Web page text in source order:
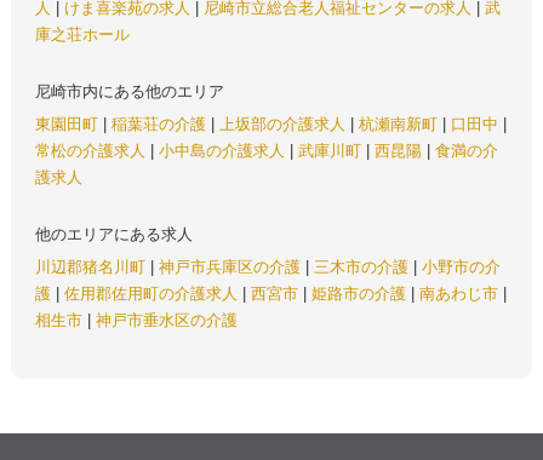
人
けま喜楽苑の求人 尼崎市立総合老人福祉センターの求人
武
庫之荘ホール
尼崎市内にある他のエリア
東園田町
稲葉荘の介護 上坂部の介護求人 杭瀬南新町 口田中
常松の介護求人
小中島の介護求人 武庫川町 西昆陽
食満の介
護求人
他のエリアにある求人
川辺郡猪名川町
神戸市兵庫区の介護 三木市の介護
小野市の介
護
佐用郡佐用町の介護求人 西宮市 姫路市の介護 南あわじ市
相生市
神戸市垂水区の介護